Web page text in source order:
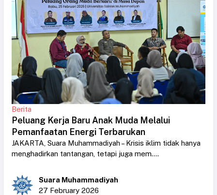
Berita
Peluang Kerja Baru Anak Muda Melalui
Pemanfaatan Energi Terbarukan
JAKARTA, Suara Muhammadiyah – Krisis iklim tidak hanya
menghadirkan tantangan, tetapi juga mem....
Suara Muhammadiyah
27 February 2026